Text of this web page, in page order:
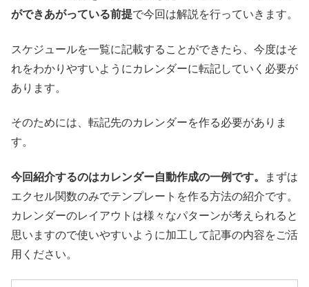
ができあがっている前提で今回は解説を行っていきます。
スケジュールを一覧に記載することができたら、今度はそ
れをわかりやすいようにカレンダーに転記していく必要が
あります。
そのためには、転記先のカレンダーを作る必要がありま
す。
今回紹介するのはカレンダー自動作成の一例です。
まずは
エクセル関数のみでテンプレートを作る方法の紹介です。
カレンダーのレイアウトは様々なパターンが考えられると
思いますので使いやすいように加工して記事の内容をご活
用ください。